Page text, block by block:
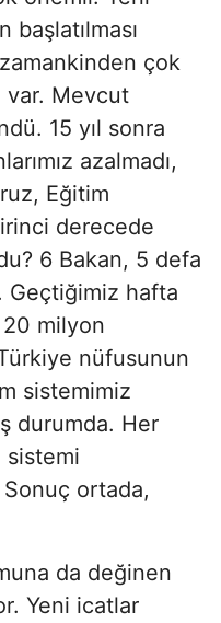
çok
var. Mevcut
15 yıl sonra
azalmadı,
Eğitim
derecede
6 Bakan, 5 defa
Geçtiğimiz hafta
20 milyon
nüfusunun
sistemimiz
durumda. Her
sistemi
ortada,
da değinen
Yeni icatlar